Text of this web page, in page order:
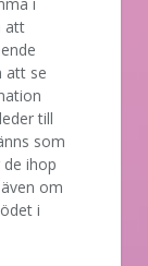
att
att se
till
som
ihop
om
i